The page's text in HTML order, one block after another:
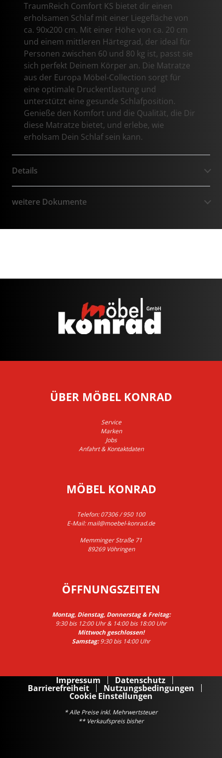
TraumReich Comfort KS bietet dir einen
erholsamen Schlaf mit einer Liegefläche von
ca. 90x200 cm. Mit einer Höhe von ca. 20 cm
und einem mittleren Härtegrad, der ideal für
Personen zwischen 60 und 80 kg ist, passt sie
sich perfekt Deinem Körper an. Die Matratze
aus der Europa Möbel-Collection sorgt für
eine optimale Druckentlastung und
unterstützt eine gesunde Schlafposition.
Genieße den Komfort und die Qualität, die Dir
diese Matratze bietet, und erlebe, wie
erholsam Dein Schlaf sein kann.
Details
weitere Dokumente
ÜBER MÖBEL KONRAD
Service
Marken
Jobs
Anfahrt & Kontaktdaten
MÖBEL KONRAD
Telefon:07306 / 950 100
E-Mail:mail@moebel-konrad.de
Memminger Straße 71
89269 Vöhringen
ÖFFNUNGSZEITEN
Montag, Dienstag, Donnerstag & Freitag:
9:30 bis 12:00 Uhr & 14:00 bis 18:00 Uhr
Mittwoch geschlossen!
Samstag:9:30 bis 14:00 Uhr
Impressum Datenschutz
Barrierefreiheit Nutzungsbedingungen
Cookie Einstellungen
* Alle Preise inkl. Mehrwertsteuer
** Verkaufspreis bisher